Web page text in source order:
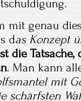
mit genau
das Konzept
die Tatsache,
. Man kann
mit
schärfsten